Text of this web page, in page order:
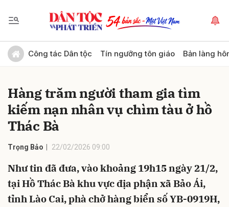
Công tác Dân tộc Tín ngưỡng tôn giáo Bản làng
Hàng trăm người tham gia tìm
kiếm nạn nhân vụ chìm tàu ở hồ
Thác Bà
Trọng Bảo 22/02/2026 09:00
Như tin đã đưa, vào khoảng 19h15 ngày 21/2,
tại Hồ Thác Bà khu vực địa phận xã Bảo Ái,
tỉnh Lào Cai, phà chở hàng biển số YB-0919H,
Gửi bình luận